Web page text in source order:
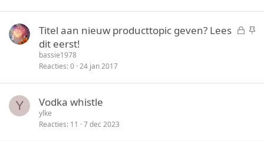
eG S
Titel aan nieuw producttopic geven? Lees
dit eerst!
bassie1978
Reacties 0 24 jan 2017
Y Vodka whistle
ylke
Reacties 11 7 dec 2023